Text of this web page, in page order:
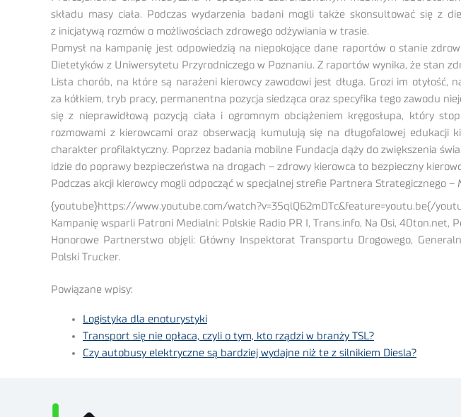
składu masy ciała. Podczas wydarzenia badani mogli także skonsultować się z
z inicjatywą rozmów o możliwościach zdrowego odżywiania w trasie.
Pomysł na kampanię jest odpowiedzią na niepokojące dane raportów o stanie
Dietetyków z Uniwersytetu Przyrodniczego w Poznaniu. Z raportów wynika, że stan
Lista chorób, na które są narażeni kierowcy zawodowi jest długa. Grozi im otyłość,
za kółkiem, tryb pracy, permanentna pozycja siedząca oraz specyfika tego zawodu
się z nieprawidłową pozycją ciała i ogromnym obciążeniem kręgosłupa, który
rozmowami z kierowcami oraz obserwacją kumulują się na długofalowej edukacji
charakter profilaktyczny. Poprzez badania mobilne Fundacja dąży do zwiększenia
idzie do poprawy bezpieczeństwa na drogach – zdrowy kierowca to bezpieczny
Podczas akcji kierowcy mogli odpocząć w specjalnej strefie Partnera Strategicznego
{youtube}https://www.youtube.com/watch?v=35qlQ62mDTc&feature=youtu.be{/
Kampanię wsparli Patroni Medialni: Polskie Radio PR I, Trans.info, Na Osi, 40ton.net,
Honorowe Partnerstwo objęli: Główny Inspektorat Transportu Drogowego,
Polski Trucker.
Powiązane wpisy:
Logistyka dla enoturystyki
Transport się nie opłaca, czyli o tym, kto rządzi w branży TSL?
Czy autobusy elektryczne są bardziej wydajne niż te z silnikiem Diesla?